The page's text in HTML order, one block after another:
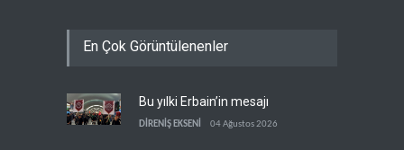
değiştirecek yeni askeri
İsrail güçleri Lübnan
ordusunu hedef aldı
En Çok Görüntülenenler
Bu yılki Erbain’in mesajı
DİRENİŞ EKSENİ 04 Ağustos 2026